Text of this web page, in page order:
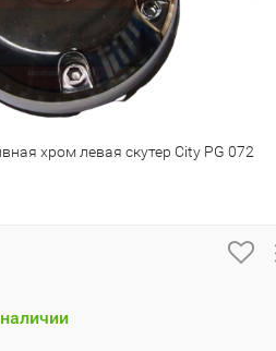
хром левая скутер City PG 072